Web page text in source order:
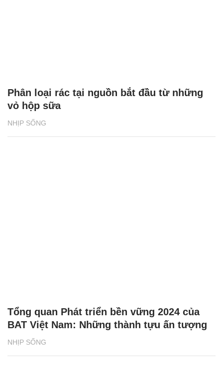
NHỊP SỐNG
Phân loại rác tại nguồn bắt đầu từ những
vỏ hộp sữa
NHỊP SỐNG
Tổng quan Phát triển bền vững 2024 của
BAT Việt Nam: Những thành tựu ấn tượng